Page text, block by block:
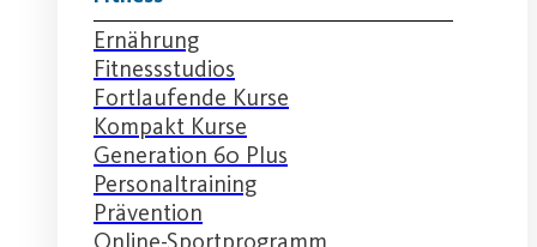
Ernährung
Fitnessstudios
Fortlaufende Kurse
Kompakt Kurse
Generation 60 Plus
Personaltraining
Prävention
Online-Sportprogramm